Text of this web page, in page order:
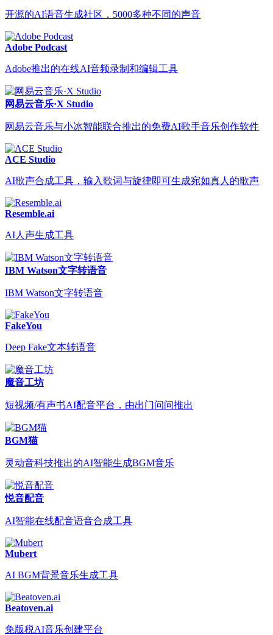
开源的AI语音生成社区，5000多种不同的声音
Adobe Podcast
Adobe推出的在线AI音频录制和编辑工具
网易云音乐·X Studio
网易云音乐与小冰智能联合推出的免费AI歌手音乐创作软件
ACE Studio
AI歌声合成工具，输入歌词与旋律即可生成宛如真人的歌声
Resemble.ai
AI人声生成工具
IBM Watson文字转语音
IBM Watson文字转语音
FakeYou
Deep Fake文本转语音
魔音工坊
短视频/有声书AI配音平台，由出门问问推出
BGM猫
灵动音科技推出的AI智能生成BGM音乐
悦音配音
AI智能在线配音语音合成工具
Mubert
AI BGM背景音乐生成工具
Beatoven.ai
免版税AI音乐创建平台